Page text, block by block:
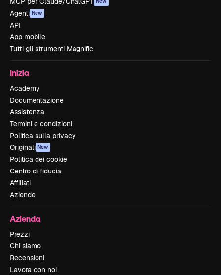
New
Agenti New
API
App mobile
Tutti gli strumenti Magnific
Inizia
Academy
Documentazione
Assistenza
Termini e condizioni
Politica sulla privacy
Originali New
Politica dei cookie
Centro di fiducia
Affiliati
Aziende
Azienda
Prezzi
Chi siamo
Recensioni
Lavora con noi